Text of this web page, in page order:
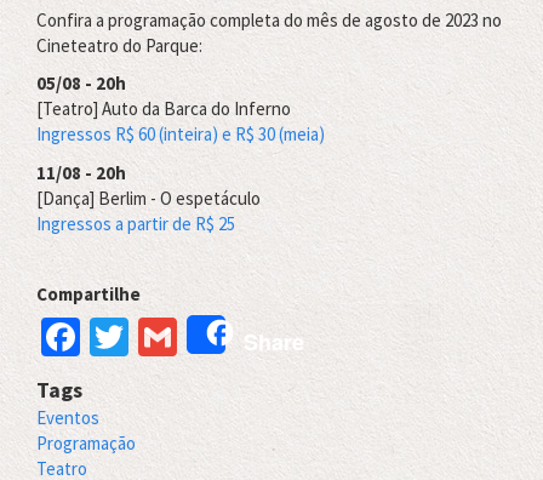
Confira a programação completa do mês de agosto de 2023 no
Cineteatro do Parque:
05/08 - 20h
[Teatro] Auto da Barca do Inferno
Ingressos R$ 60 (inteira) e R$ 30 (meia)
11/08 - 20h
[Dança] Berlim - O espetáculo
Ingressos a partir de R$ 25
Compartilhe
Facebook
TwitterGmailShare
Tags
Eventos
Programação
Teatro